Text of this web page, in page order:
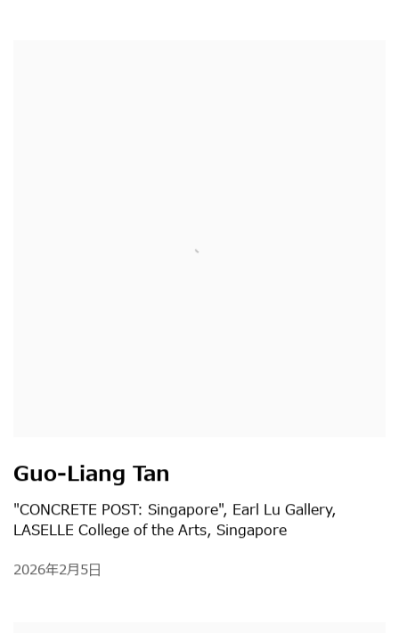
Guo-Liang Tan
"CONCRETE POST: Singapore", Earl Lu Gallery,
LASELLE College of the Arts, Singapore
2026年2月5日